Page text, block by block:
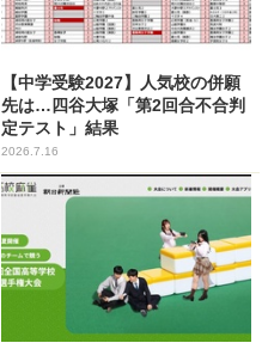
【中学受験2027】人気校の併願
先は…四谷大塚「第2回合不合判
定テスト」結果
2026.7.16